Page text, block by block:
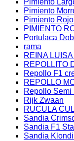
Pimiento
Pimiento
Pimiento
PIMIENTO
Portulaca
rama
REINA
REPOLLITO
Repollo F1
REPOLLO
Repollo Semi
Rijk Zwaan
RUCULA
Sandia
Sandia F1
Sandia